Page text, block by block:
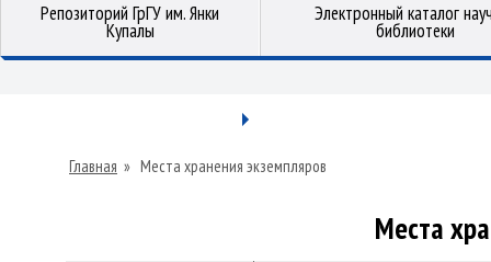
Репозиторий ГрГУ им. Янки
Купалы
Электронный каталог
библиотеки
Главная » Места хранения экземпляров
Места